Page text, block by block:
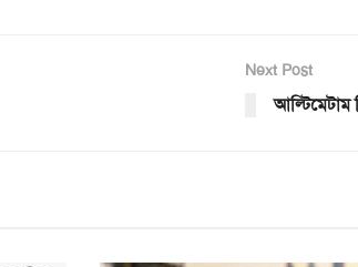
Next Post
আল্টিমেটাম